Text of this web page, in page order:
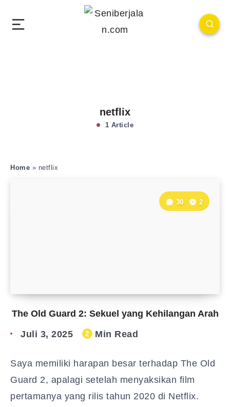
netflix
1 Article
Home » netflix
The Old Guard 2: Sekuel yang Kehilangan Arah
30 2
Juli 3, 2025 2 Min Read
Saya memiliki harapan besar terhadap The Old
Guard 2, apalagi setelah menyaksikan film
pertamanya yang rilis tahun 2020 di Netflix.